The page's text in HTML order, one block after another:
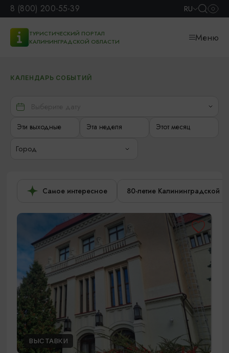
8 (800) 200-55-39 RU
ТУРИСТИЧЕСКИЙ ПОРТАЛ
КАЛИНИНГРАДСКОЙ ОБЛАСТИ
Меню
КАЛЕНДАРЬ СОБЫТИЙ
Эти выходные Эта неделя Этот месяц
Город
Самое интересное 80-летие Калининградской
ВЫСТАВКИ